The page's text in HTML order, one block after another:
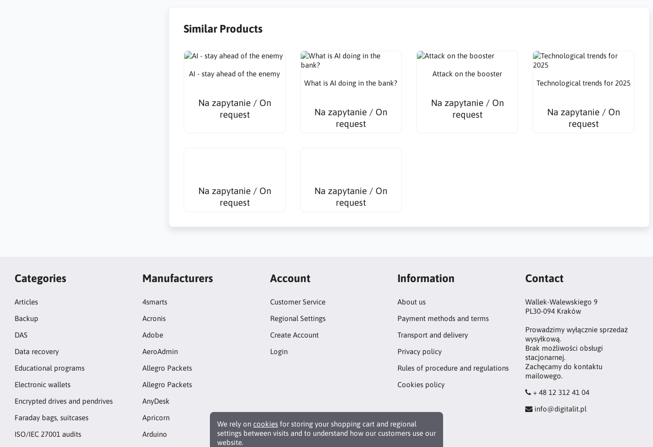
Similar Products
AI - stay ahead of the enemy
Na zapytanie / On
request
What is AI doing in the bank?
Na zapytanie / On
request
Attack on the booster
Na zapytanie / On
request
Technological trends for 2025
Na zapytanie / On
request
Na zapytanie / On
request
Na zapytanie / On
request
We rely on cookies for storing your shopping cart and regional
settings between visits and to understand how our customers use our
website.
Categories
Articles
Backup
DAS
Data recovery
Educational programs
Electronic wallets
Encrypted drives and pendrives
Faraday bags, suitcases
ISO/IEC 27001 audits
Manufacturers
4smarts
Acronis
Adobe
AeroAdmin
Allegro Packets
Allegro Packets
AnyDesk
Apricorn
Arduino
Account
Customer Service
Regional Settings
Create Account
Login
Information
About us
Payment methods and terms
Transport and delivery
Privacy policy
Rules of procedure and regulations
Cookies policy
Contact
Wallek-Walewskiego 9
PL30-094 Kraków
Prowadzimy wyłącznie sprzedaż
wysyłkową.
Brak możliwości obsługi
stacjonarnej.
Zachęcamy do kontaktu
mailowego.
+ 48 12 312 41 04
info@digitalit.pl